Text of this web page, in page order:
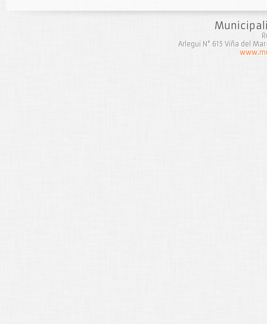
Arlegui N° 615 Viña del